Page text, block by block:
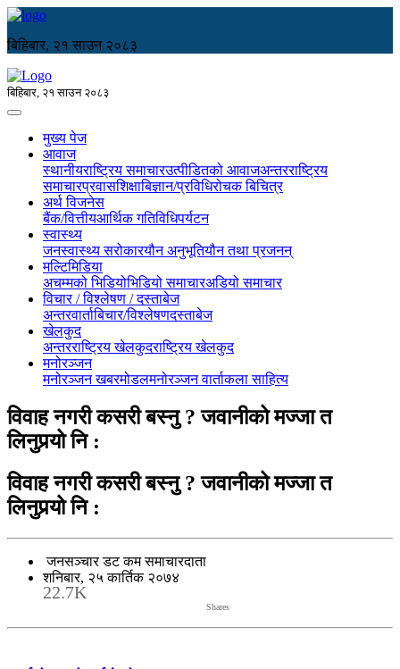
बिहिबार, २१ साउन २०८३
बिहिबार, २१ साउन २०८३
मुख्य पेज
आवाज
स्थानीयराष्ट्रिय समाचारउत्पीडितको आवाजअन्तरराष्ट्रिय
समाचारप्रवासशिक्षाबिज्ञान/प्रविधिरोचक बिचित्र
अर्थ विजनेस
बैंक/वित्तीयआर्थिक गतिविधिपर्यटन
स्वास्थ्य
जनस्वास्थ्य सरोकारयौन अनुभूतियौन तथा प्रजनन्
मल्टिमिडिया
अचम्मको भिडियोभिडियो समाचारअडियो समाचार
विचार / विश्लेषण / दस्ताबेज
अन्तरवार्ताबिचार/विश्लेषणदस्ताबेज
खेलकुद
अन्तरराष्ट्रिय खेलकुदराष्ट्रिय खेलकुद
मनोरञ्जन
मनोरञ्जन खबरमोडलमनोरञ्जन वार्ताकला साहित्य
विवाह नगरी कसरी बस्नु ? जवानीको मज्जा त
लिनुपर्‍यो नि :
विवाह नगरी कसरी बस्नु ? जवानीको मज्जा त
लिनुपर्‍यो नि :
जनसञ्चार डट कम समाचारदाता
शनिबार, २५ कार्तिक २०७४
22.7K
Shares